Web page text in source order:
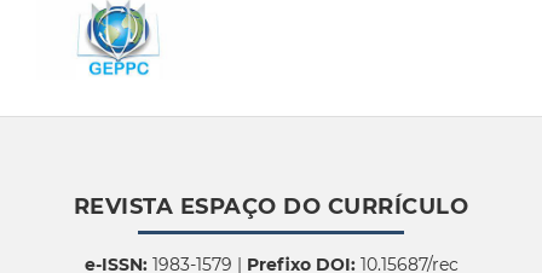
REVISTA ESPAÇO DO CURRÍCULO
e-ISSN:1983-1579 | Prefixo DOI:10.15687/rec